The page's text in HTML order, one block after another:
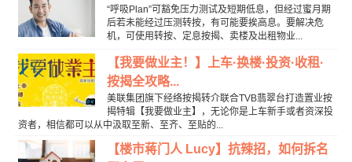
“呼吸Plan”可豁免压力测试及短期低息，但经过蜜月期
后若未能经过压测转按，有可能要挨高息。要解决危
机，可使用转按、定息按揭、卖楼及出租物业...
【我要做业主！】上车·换楼·投资·收租·
按揭全攻略...
美联集团旗下经络按揭转介联合TVB翡翠台打造置业按
揭特辑【我要做业主】，无论你是上车新手或者资深投
资者，相信都可以从中汲取至新、至齐、至贴的...
【楼市蒋门人 Lucy】抗辣招，如何拆名